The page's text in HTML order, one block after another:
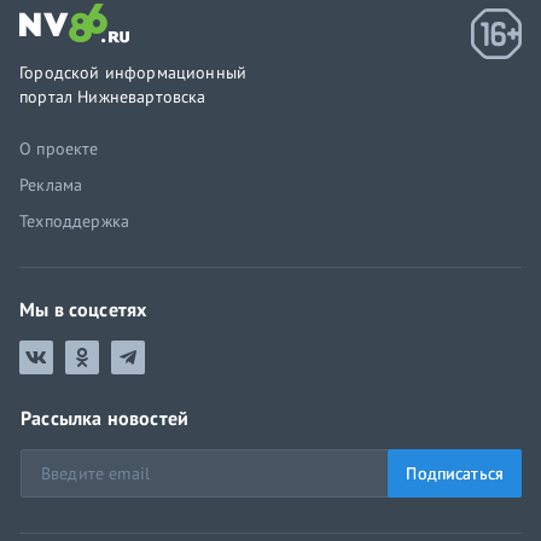
Городской информационный
портал Нижневартовска
О проекте
Реклама
Техподдержка
Мы в соцсетях
Рассылка новостей
Подписаться